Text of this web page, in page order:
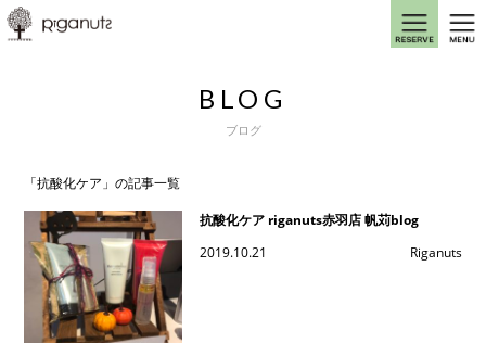
BLOG
ブログ
「抗酸化ケア」の記事一覧
抗酸化ケア riganuts赤羽店 帆苅blog
2019.10.21
Riganuts